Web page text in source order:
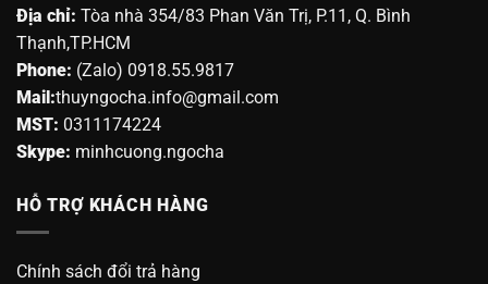
Địa chỉ: Tòa nhà 354/83 Phan Văn Trị, P.11, Q. Bình
Thạnh,TP.HCM
Phone: (Zalo) 0918.55.9817
Mail:thuyngocha.info@gmail.com
MST: 0311174224
Skype: minhcuong.ngocha
HỖ TRỢ KHÁCH HÀNG
Chính sách đổi trả hàng